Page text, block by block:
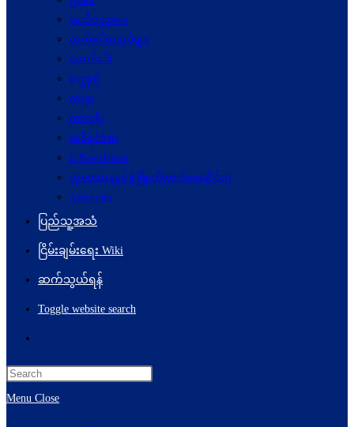
အသိပညာပေး
ဆက်စပ်စာအုပ်များ
ဆောင်းပါး
ဝတ္ထုတို
ကဗျာ
ကာတွန်း
အစီရင်ခံစာ
E-Newsletters
သုတေသနနှင့်ဖွံ့ဖြိုးတိုးတက်ရေးဆိုင်ရာ
Acronyms
ပြည်သူ့အသံ
ငြိမ်းချမ်းရေး Wiki
ဆက်သွယ်ရန်
Toggle website search
Menu Close